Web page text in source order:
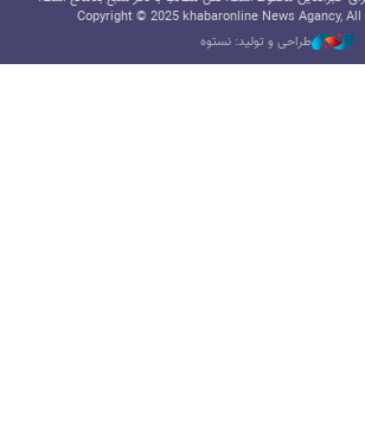
Copyright © 2025 khabaronline News Agancy,
طراحی و تولید: نستوه